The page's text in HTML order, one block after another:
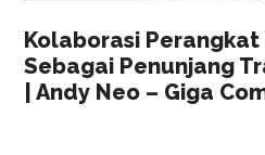
Kolaborasi Perangkat
Sebagai Penunjang
| Andy Neo – Giga